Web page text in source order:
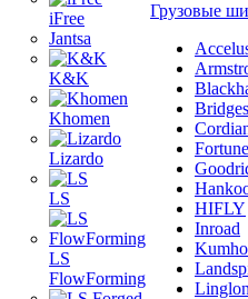
iFree
Jantsa
K&K
Khomen
Lizardo
LS
LS
FlowForming
Грузовые
Fortune
HIFLY
Inroad
Kumho